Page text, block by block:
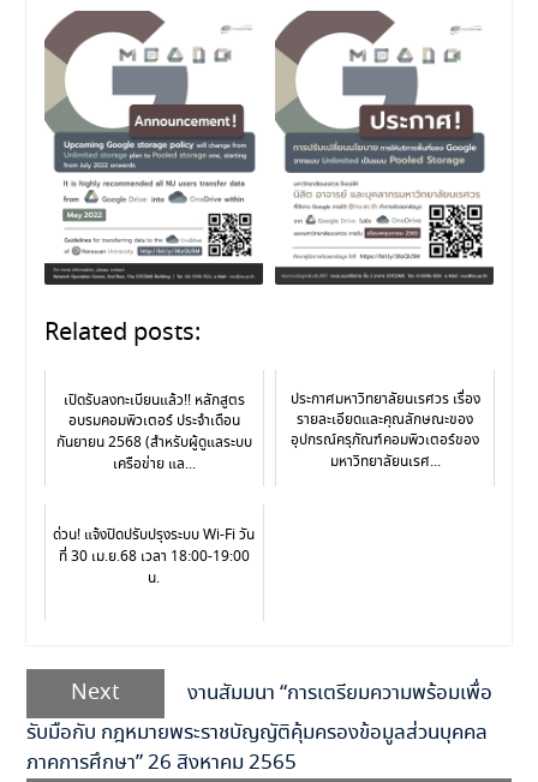
Related posts:
เปิดรับลงทะเบียนแล้ว!! หลักสูตร
อบรมคอมพิวเตอร์ ประจำเดือน
กันยายน 2568 (สำหรับผู้ดูแลระบบ
เครือข่าย แล...
ประกาศมหาวิทยาลัยนเรศวร เรื่อง
รายละเอียดและคุณลักษณะของ
อุปกรณ์ครุภัณฑ์คอมพิวเตอร์ของ
มหาวิทยาลัยนเรศ...
ด่วน! แจ้งปิดปรับปรุงระบบ Wi-Fi วัน
ที่ 30 เม.ย.68 เวลา 18:00-19:00
น.
Next
งานสัมมนา “การเตรียมความพร้อมเพื่อ
รับมือกับ กฎหมายพระราชบัญญัติคุ้มครองข้อมูลส่วนบุคคล
ภาคการศึกษา” 26 สิงหาคม 2565